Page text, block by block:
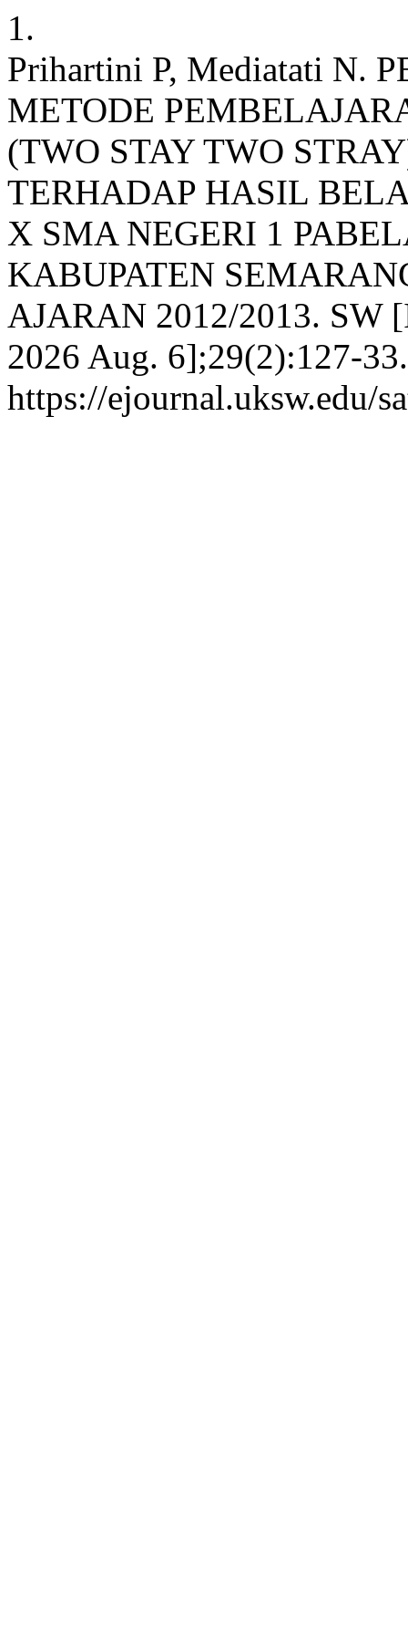
1.
Prihartini P, Mediatati N.
METODE
(TWO STAY TWO
TERHADAP HASIL
X SMA NEGERI 1
KABUPATEN
AJARAN 2012/2013. SW
2026 Aug. 6];29(2):127-
https://ejournal.uksw.edu/